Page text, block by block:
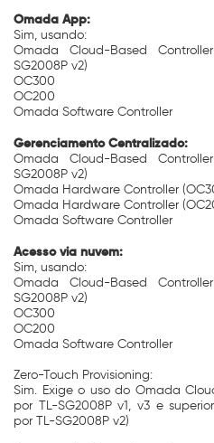
Omada App:
Sim, usando:
Omada Cloud-Based
SG2008P v2)
OC300
OC200
Omada Software Controller
Gerenciamento Centralizado:
Omada Cloud-Based
SG2008P v2)
Omada Hardware Controller
Omada Hardware Controller
Omada Software Controller
Acesso via nuvem:
Sim, usando:
Omada Cloud-Based
SG2008P v2)
OC300
OC200
Omada Software Controller
Zero-Touch Provisioning:
Sim. Exige o uso do Omada
por TL-SG2008P v1, v3 e
por TL-SG2008P v2)